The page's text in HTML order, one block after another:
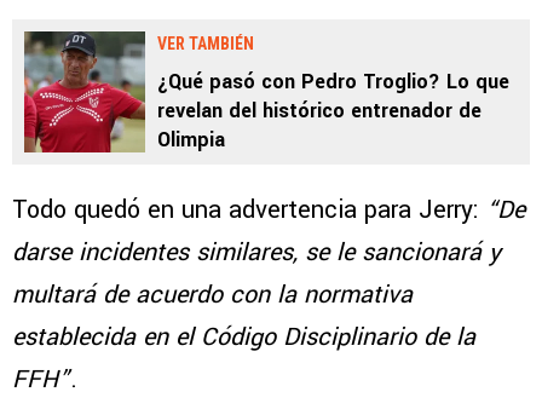
VER TAMBIÉN
¿Qué pasó con Pedro Troglio? Lo que
revelan del histórico entrenador de
Olimpia
Todo quedó en una advertencia para Jerry: “De
darse incidentes similares, se le sancionará y
multará de acuerdo con la normativa
establecida en el Código Disciplinario de la
FFH”.